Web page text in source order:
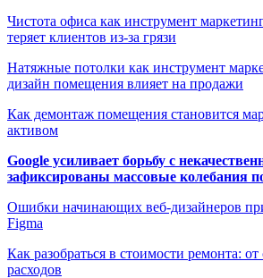
Чистота офиса как инструмент
теряет клиентов из-за грязи
Натяжные потолки как инструмент
дизайн помещения влияет на продажи
Как демонтаж помещения становится
активом
Google усиливает борьбу с
зафиксированы массовые колебания
Ошибки начинающих веб-дизайнеров
Figma
Как разобраться в стоимости ремонта:
расходов